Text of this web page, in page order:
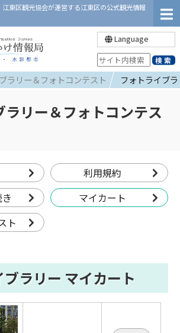
江東区観光協会が運営する江東区の公式観光情報
Language
ラリー＆フォトコンテスト フォトライブ
ラリー＆フォトコンテス
利用規約
マイカート
ト
ラリー マイカート